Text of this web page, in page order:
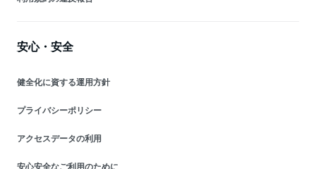
安心・安全
健全化に資する運用方針
プライバシーポリシー
アクセスデータの利用
安心安全なご利用のために